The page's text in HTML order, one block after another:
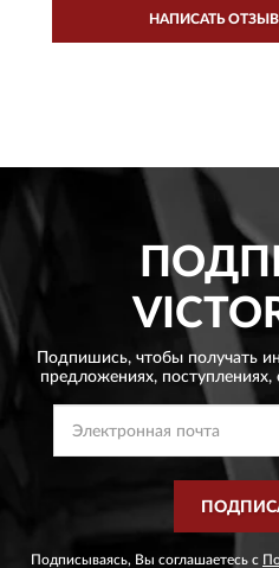
НАПИСАТЬ
Подпишись, чтобы получать
предложениях,
Подписываясь, Вы соглашаетесь с